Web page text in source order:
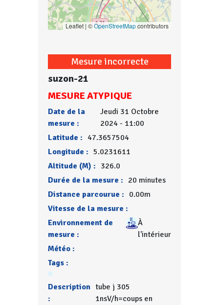
Leaflet | ©OpenStreetMapcontributors
Mesure incorrecte
suzon-21
MESURE ATYPIQUE
Date de la
mesure :
Jeudi 31 Octobre
2024 - 11:00
Latitude : 47.3657504
Longitude : 5.0231611
Altitude (M) : 326.0
Durée de la mesure : 20 minutes
Distance parcourue : 0.00m
Vitesse de la mesure :
Environnement de
mesure :
À
l'intérieur
Météo :
Tags :
Description
:
tube j 305
1nsV/h=coups en